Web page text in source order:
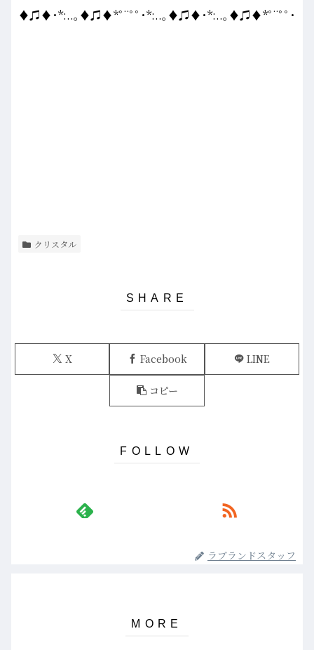
♦♫♦･*:..｡♦♫♦*ﾟ¨ﾟﾟ･*:..｡♦♫♦･*:..｡♦♫♦*ﾟ¨ﾟﾟ･
クリスタル
X Facebook LINE
コピー
ラブランドスタッフ